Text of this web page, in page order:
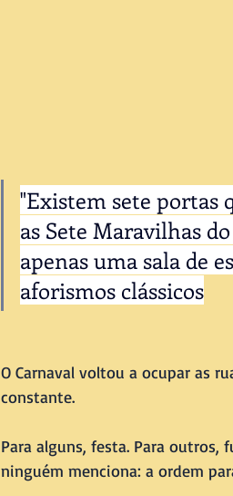
"Existem sete portas
as Sete Maravilhas
apenas uma sala de
aforismos clássicos
O Carnaval voltou a ocupar as
constante.
Para alguns, festa. Para outros,
ninguém menciona: a ordem